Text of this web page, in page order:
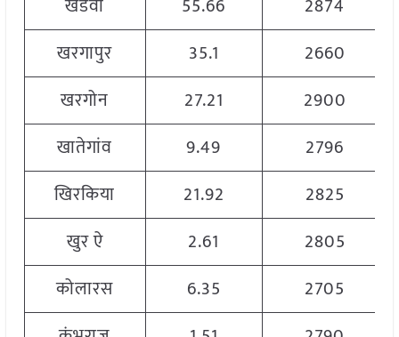
खंडवा
55.66
2874
खरगापुर
35.1
2660
खरगोन
27.21
2900
खातेगांव
9.49
2796
खिरकिया
21.92
2825
खुर ऐ
2.61
2805
कोलारस
6.35
2705